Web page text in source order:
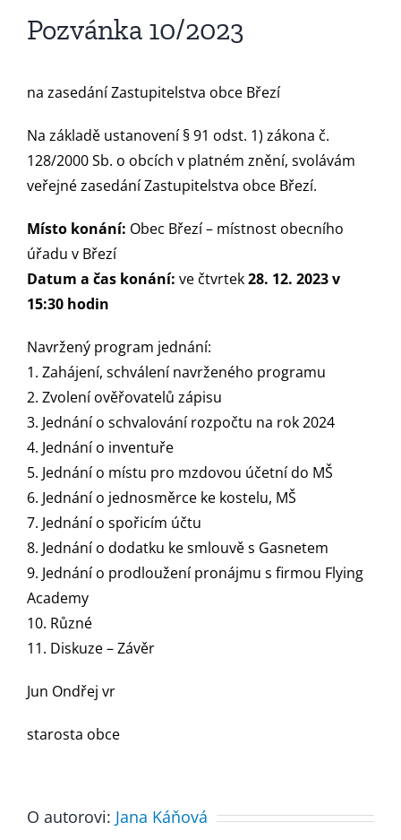
Pozvánka 10/2023
na zasedání Zastupitelstva obce Březí
Na základě ustanovení § 91 odst. 1) zákona č.
128/2000 Sb. o obcích v platném znění, svolávám
veřejné zasedání Zastupitelstva obce Březí.
Místo konání: Obec Březí – místnost obecního
úřadu v Březí
Datum a čas konání: ve čtvrtek28. 12. 2023 v
15:30 hodin
Navržený program jednání:
1. Zahájení, schválení navrženého programu
2. Zvolení ověřovatelů zápisu
3. Jednání o schvalování rozpočtu na rok 2024
4. Jednání o inventuře
5. Jednání o místu pro mzdovou účetní do MŠ
6. Jednání o jednosměrce ke kostelu, MŠ
7. Jednání o spořicím účtu
8. Jednání o dodatku ke smlouvě s Gasnetem
9. Jednání o prodloužení pronájmu s firmou Flying
Academy
10. Různé
11. Diskuze – Závěr
Jun Ondřej vr
starosta obce
O autorovi: Jana Káňová